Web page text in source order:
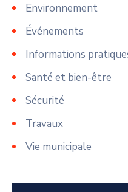
Environnement
Événements
Informations
Santé et bien-être
Sécurité
Travaux
Vie municipale